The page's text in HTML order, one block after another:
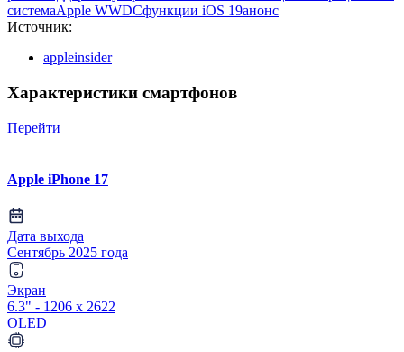
системаApple WWDCфункции iOS 19анонс
Источник:
appleinsider
Характеристики смартфонов
Перейти
Apple iPhone 17
Дата выхода
Сентябрь 2025 года
Экран
6.3" - 1206 x 2622
OLED